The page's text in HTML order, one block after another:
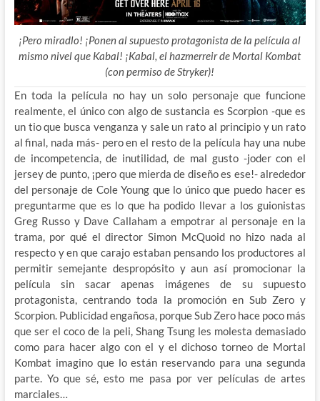
¡Pero miradlo! ¡Ponen al supuesto protagonista de la película al
mismo nivel que Kabal! ¡Kabal, el hazmerreir de Mortal Kombat
(con permiso de Stryker)!
En toda la película no hay un solo personaje que funcione
realmente, el único con algo de sustancia es Scorpion -que es
un tio que busca venganza y sale un rato al principio y un rato
al final, nada más- pero en el resto de la película hay una nube
de incompetencia, de inutilidad, de mal gusto -joder con el
jersey de punto, ¡pero que mierda de diseño es ese!- alrededor
del personaje de Cole Young que lo único que puedo hacer es
preguntarme que es lo que ha podido llevar a los guionistas
Greg Russo y Dave Callaham a empotrar al personaje en la
trama, por qué el director Simon McQuoid no hizo nada al
respecto y en que carajo estaban pensando los productores al
permitir semejante despropósito y aun así promocionar la
película sin sacar apenas imágenes de su supuesto
protagonista, centrando toda la promoción en Sub Zero y
Scorpion. Publicidad engañosa, porque Sub Zero hace poco más
que ser el coco de la peli, Shang Tsung les molesta demasiado
como para hacer algo con el y el dichoso torneo de Mortal
Kombat imagino que lo están reservando para una segunda
parte. Yo que sé, esto me pasa por ver películas de artes
marciales…